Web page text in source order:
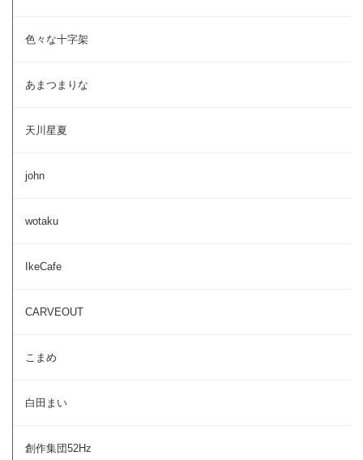
色々な十字架
あまつまりな
天川星夏
john
wotaku
IkeCafe
CARVEOUT
こまめ
白田まい
創作集団52Hz